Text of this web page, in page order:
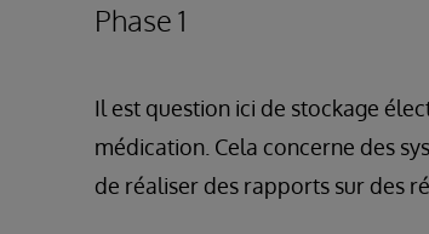
Phase 1
Il est question ici de stockage
médication. Cela concerne des
de réaliser des rapports sur des